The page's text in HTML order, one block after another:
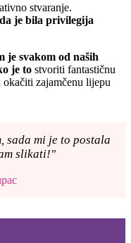
stvaranje.
je bila privilegija
je svakom od naših
je to stvoriti fantastičnu
zajamčenu lijepu
sada mi je to postala
slikati!"